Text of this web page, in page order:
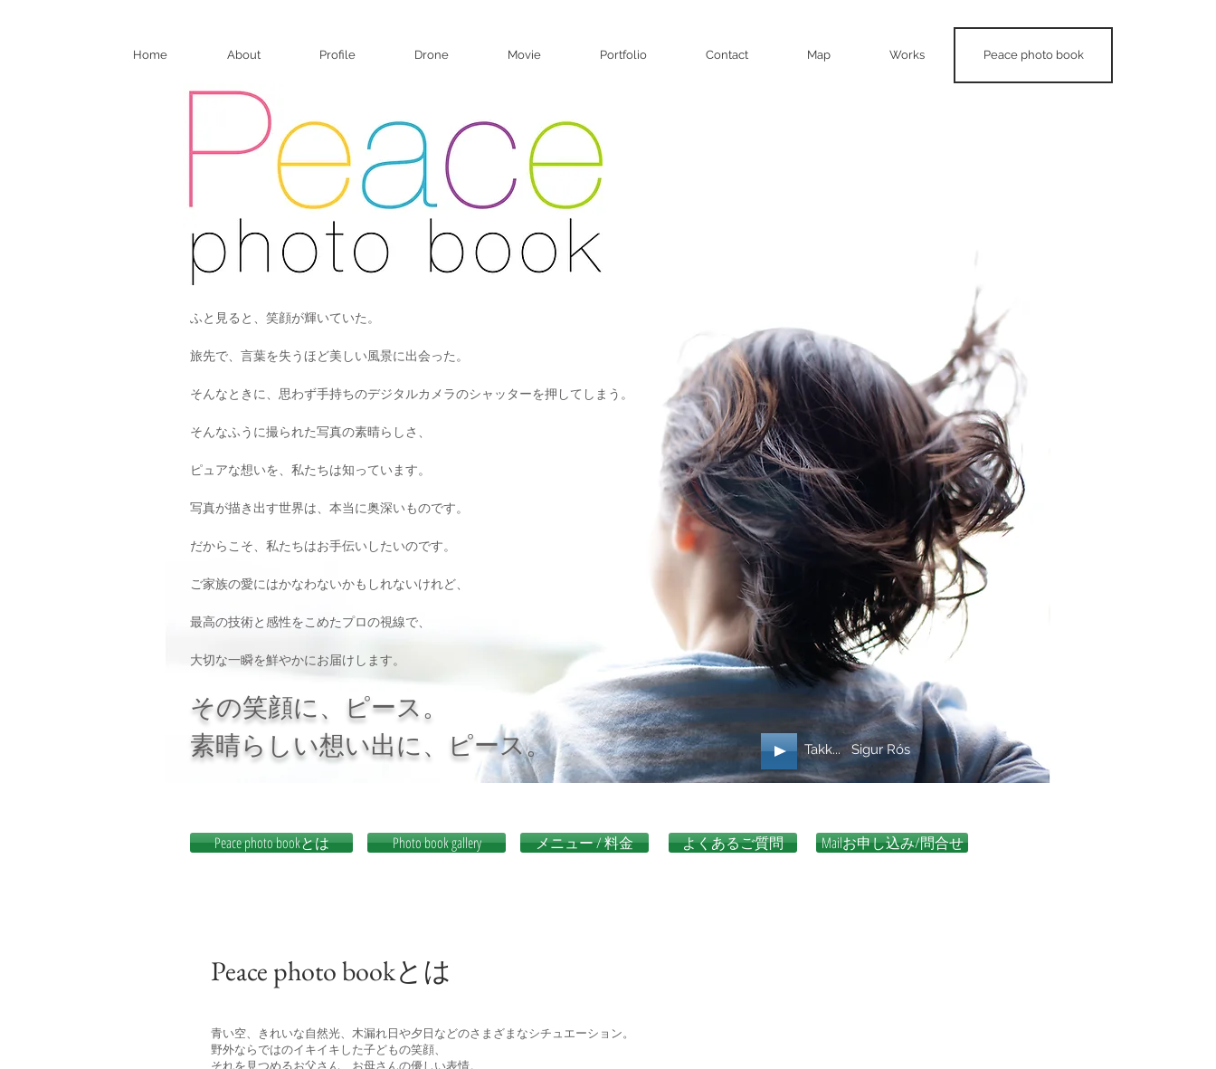
Home About Profile Drone Movie Portfolio Contact Map Works Peace photo book
ふと見ると、笑顔が輝いていた。
旅先で、言葉を失うほど美しい風景に出会った。
そんなときに、思わず手持ちのデジタルカメラのシャッターを押してしまう。
そんなふうに撮られた写真の素晴らしさ、
ピュアな想いを、私たちは知っています。
写真が描き出す世界は、本当に奥深いものです。
だからこそ、私たちはお手伝いしたいのです。
ご家族の愛にはかなわないかもしれないけれど、
最高の技術と感性をこめたプロの視線で、
大切な一瞬を鮮やかにお届けします。
その笑顔に、ピース。
素晴らしい想い出に、ピース。
Takk... Sigur Rós
Peace photo bookとは Photo book gallery メニュー / 料金 よくあるご質問 Mailお申し込み/問合せ
Peace photo bookとは
青い空、きれいな自然光、木漏れ日や夕日などのさまざまなシチュエーション。
野外ならではのイキイキした子どもの笑顔、
それを見つめるお父さん、お母さんの優しい表情。